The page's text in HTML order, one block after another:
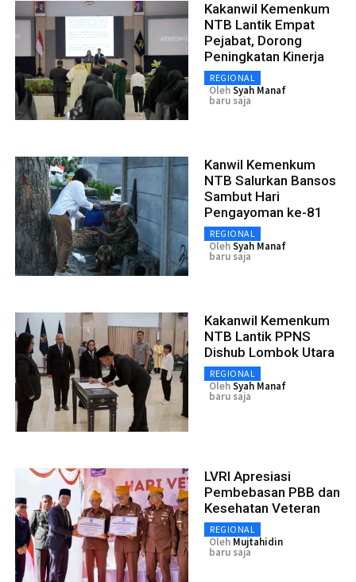
Kakanwil Kemenkum
NTB Lantik Empat
Pejabat, Dorong
Peningkatan Kinerja
REGIONAL
OlehSyah Manaf
baru saja
Kanwil Kemenkum
NTB Salurkan Bansos
Sambut Hari
Pengayoman ke-81
REGIONAL
OlehSyah Manaf
baru saja
Kakanwil Kemenkum
NTB Lantik PPNS
Dishub Lombok Utara
REGIONAL
OlehSyah Manaf
baru saja
LVRI Apresiasi
Pembebasan PBB dan
Kesehatan Veteran
REGIONAL
Oleh Mujtahidin
baru saja